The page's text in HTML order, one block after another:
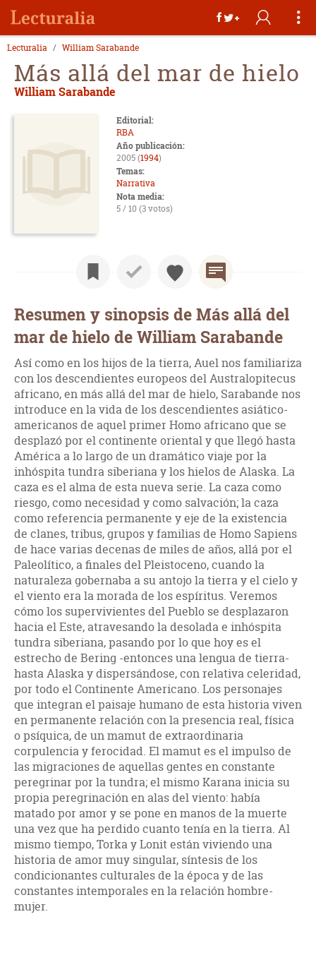
Lecturalia William Sarabande
Más allá del mar de hielo
William Sarabande
Editorial:
RBA
Año publicación:
2005 (1994)
Temas:
Narrativa
Nota media:
5 / 10 (3 votos)
Resumen y sinopsis de Más allá del
mar de hielo de William Sarabande
Así­ como en los hijos de la tierra, Auel nos familiariza
con los descendientes europeos del Australopitecus
africano, en más allá del mar de hielo, Sarabande nos
introduce en la vida de los descendientes asiático-
americanos de aquel primer Homo africano que se
desplazó por el continente oriental y que llegó hasta
América a lo largo de un dramático viaje por la
inhóspita tundra siberiana y los hielos de Alaska. La
caza es el alma de esta nueva serie. La caza como
riesgo, como necesidad y como salvación; la caza
como referencia permanente y eje de la existencia
de clanes, tribus, grupos y familias de Homo Sapiens
de hace varias decenas de miles de años, allá por el
Paleolí­tico, a finales del Pleistoceno, cuando la
naturaleza gobernaba a su antojo la tierra y el cielo y
el viento era la morada de los espí­ritus. Veremos
cómo los supervivientes del Pueblo se desplazaron
hacia el Este, atravesando la desolada e inhóspita
tundra siberiana, pasando por lo que hoy es el
estrecho de Bering -entonces una lengua de tierra-
hasta Alaska y dispersándose, con relativa celeridad,
por todo el Continente Americano. Los personajes
que integran el paisaje humano de esta historia viven
en permanente relación con la presencia real, fí­sica
o psí­quica, de un mamut de extraordinaria
corpulencia y ferocidad. El mamut es el impulso de
las migraciones de aquellas gentes en constante
peregrinar por la tundra; el mismo Karana inicia su
propia peregrinación en alas del viento: habí­a
matado por amor y se pone en manos de la muerte
una vez que ha perdido cuanto tenía en la tierra. Al
mismo tiempo, Torka y Lonit están viviendo una
historia de amor muy singular, sí­ntesis de los
condicionantes culturales de la época y de las
constantes intemporales en la relación hombre-
mujer.